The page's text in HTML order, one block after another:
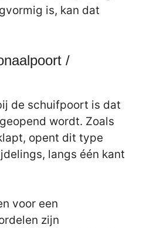
is, kan dat
/
de schuifpoort is dat
wordt. Zoals
opent dit type
langs één kant
voor een
zijn